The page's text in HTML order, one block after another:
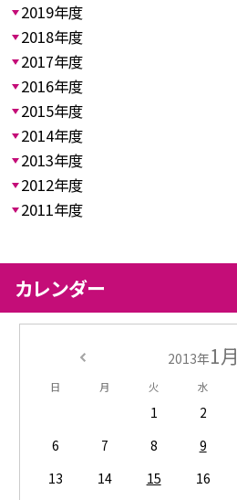
2019年度
2018年度
2017年度
2016年度
2015年度
2014年度
2013年度
2012年度
2011年度
カレンダー
2013年1月
日 月 火 水
1 2
6
7 8 9
13
14 15 16